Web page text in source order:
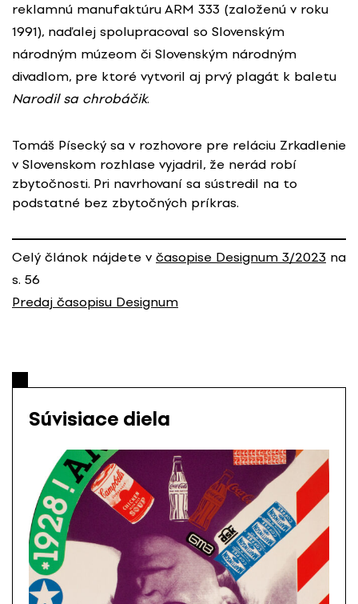
reklamnú manufaktúru ARM 333 (založenú v roku
1991), naďalej spolupracoval so Slovenským
národným múzeom či Slovenským národným
divadlom, pre ktoré vytvoril aj prvý plagát k baletu
Narodil sa chrobáčik.
Tomáš Písecký sa v rozhovore pre reláciu Zrkadlenie
v Slovenskom rozhlase vyjadril, že nerád robí
zbytočnosti. Pri navrhovaní sa sústredil na to
podstatné bez zbytočných príkras.
Celý článok nájdete v časopise Designum 3/2023 na
s. 56
Predaj časopisu Designum
Súvisiace diela